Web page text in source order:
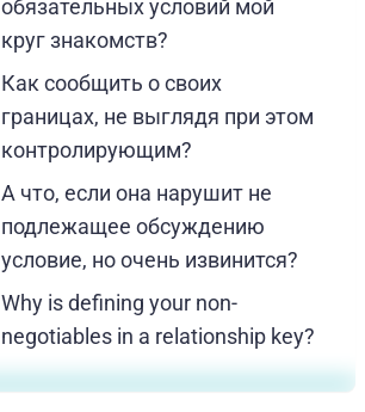
обязательных условий мой
круг знакомств?
Как сообщить о своих
границах, не выглядя при этом
контролирующим?
А что, если она нарушит не
подлежащее обсуждению
условие, но очень извинится?
Why is defining your non-
negotiables in a relationship key?